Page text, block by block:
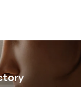
für
DX-
und